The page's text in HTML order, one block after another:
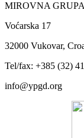
MIROVNA
Voćarska 17
32000 Vukovar,
Tel/fax: +385 (32)
info@ypgd.org